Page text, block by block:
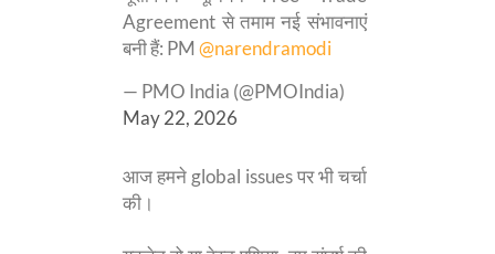
Agreement से तमाम नई संभावनाएं
बनी हैं: PM@narendramodi
— PMO India (@PMOIndia)
May 22, 2026
आज हमने global issues पर भी चर्चा
की।